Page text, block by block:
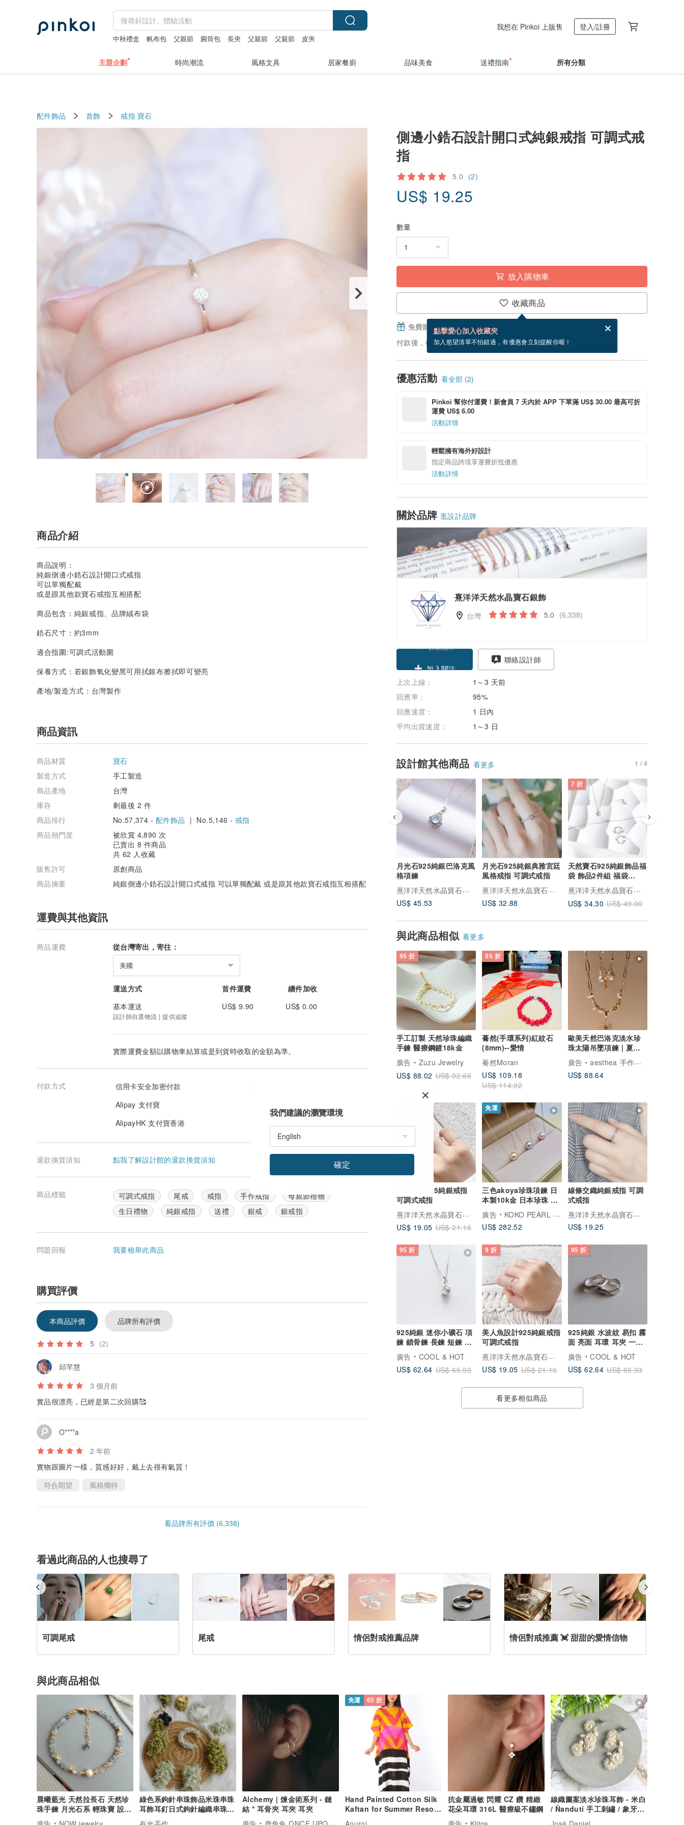
中秋禮盒 帆布包 父親節 圓筒包 長夾 父親節 父親節 皮夾
我想在 Pinkoi 上販售 登入/註冊
主題企劃 時尚潮流 風格文具 居家餐廚 品味美食 送禮指南 所有分類
配件飾品 首飾 戒指 寶石
側邊小鋯石設計開口式純銀戒指 可調式戒
指
5.0 (2)
US$ 19.25
數量
放入購物車
收藏商品
點擊愛心加入收藏夾
加入慾望清單不怕錯過，有優惠會立刻提醒你喔！
免費贈送電子賀卡，結帳完成後填寫
付款後，從備貨到寄出商品為 3 個工作天。（不包含假日）
優惠活動 看全部 (2)
Pinkoi 幫你付運費！新會員 7 天內於 APP 下單滿 US$ 30.00 最高可折
運費 US$ 6.00
活動詳情
輕鬆擁有海外好設計
指定商品跨境享運費折抵優惠
活動詳情
關於品牌 逛設計品牌
熹洋洋天然水晶寶石銀飾
台灣 5.0 (6,338)
加入關注
聯絡設計師
上次上線：
1～3 天前
回應率：
95%
回應速度：
1 日內
平均出貨速度：
1～3 日
設計館其他商品 看更多 1 / 4
月光石925純銀巴洛克風
格項鍊
熹洋洋天然水晶寶石銀飾
US$ 45.53
月光石925純銀典雅宮廷
風格戒指 可調式戒指
熹洋洋天然水晶寶石銀飾
US$ 32.88
7 折
天然寶石925純銀飾品福
袋 飾品2件組 福袋
Goody Bag
熹洋洋天然水晶寶石銀飾
US$ 34.30 US$ 49.00
與此商品相似 看更多
95 折
手工訂製 天然珍珠編織
手鍊 醫療鋼鍍18k金
廣告
Zuzu Jewelry
US$ 88.02 US$ 92.65
95 折
驀然(手環系列)紅紋石
(8mm)--愛情
驀然Moran
US$ 109.18
US$ 114.92
歐美天然巴洛克淡水珍
珠太陽吊墜項鍊 | 夏季
穿搭
廣告
aesthea 手作輕珠寶
US$ 88.64
繩索設計925純銀戒指
可調式戒指
熹洋洋天然水晶寶石銀飾
US$ 19.05 US$ 21.16
免運
三色akoya珍珠項鍊 日
本製10k金 日本珍珠 路
路通項鍊 日本直送
廣告
KOKO PEARL JEWELRY
US$ 282.52
線條交織純銀戒指 可調
式戒指
熹洋洋天然水晶寶石銀飾
US$ 19.25
95 折
925純銀 迷你小礦石 項
鍊 鎖骨鍊 長鍊 短鍊 免
費送禮包裝
廣告
COOL & HOT
US$ 62.64 US$ 65.93
9 折
美人魚設計925純銀戒指
可調式戒指
熹洋洋天然水晶寶石銀飾
US$ 19.05 US$ 21.16
95 折
925純銀 水波紋 易扣 霧
面 亮面 耳環 耳夾 一對
免費送禮包裝
廣告
COOL & HOT
US$ 62.64 US$ 65.93
看更多相似商品
商品介紹
商品說明：
純銀側邊小鋯石設計開口式戒指
可以單獨配戴
或是跟其他款寶石戒指互相搭配
商品包含：純銀戒指、品牌絨布袋
鋯石尺寸：約3mm
適合指圍:可調式活動圍
保養方式：若銀飾氧化變黑可用拭銀布擦拭即可變亮
產地/製造方式：台灣製作
商品資訊
商品材質
寶石
製造方式
手工製造
商品產地
台灣
庫存
剩最後 2 件
商品排行
No.57,374 - 配件飾品 | No.5,146 -戒指
商品熱門度
被欣賞 4,890 次
已賣出 8 件商品
共 62 人收藏
販售許可
原創商品
商品摘要
純銀側邊小鋯石設計開口式戒指 可以單獨配戴 或是跟其他款寶石戒指互相搭配
運費與其他資訊
商品運費 從台灣寄出，寄往：
美國
運送方式 首件運費
續件加收
基本運送
US$ 9.90 US$ 0.00
設計師自選物流 | 提供追蹤
實際運費金額以購物車結算或是到貨時收取的金額為準。
付款方式
信用卡安全加密付款
Alipay 支付寶
AlipayHK 支付寶香港
退款換貨須知 點我了解設計館的退款換貨須知
商品標籤 可調式戒指 尾戒 戒指 手作戒指
母親節禮物
生日禮物
純銀戒指 送禮 銀戒 銀戒指
問題回報 我要檢舉此商品
購買評價
本商品評價 品牌所有評價
5 (2)
邱芊慧
3 個月前
實品很漂亮，已經是第二次回購🥰
O****a
2 年前
實物跟圖片一樣，質感好好，戴上去很有氣質！
符合期望
風格獨特
看品牌所有評價 (6,338)
看過此商品的人也搜尋了
可調尾戒 尾戒 情侶對戒推薦品牌 情侶對戒推薦 💓 甜甜的愛情信物
與此商品相似
晨曦藍光 天然拉長石 天然珍
珠手鍊 月光石系 輕珠寶 設計
款手鍊
綠色系鉤針串珠飾品米珠串珠
耳飾耳釘日式鉤針編織串珠可
換耳夾
Alchemy | 煉金術系列 - 鏈
結 * 耳骨夾 耳夾 耳夾
免運 65 折
Hand Painted Cotton Silk
Kaftan for Summer Resort
Vacation F
抗金屬過敏 閃耀 CZ 鑽 精緻
花朵耳環 316L 醫療級不鏽鋼
線織圖案淡水珍珠耳飾 - 米白
/ Ñandutí 手工刺繡 / 象牙白
蕾絲 / 珍珠垂墜耳環 / 無耳洞
我們建議的瀏覽環境
確定